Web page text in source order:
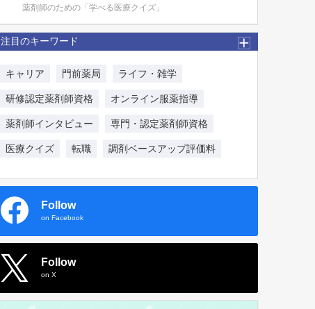
薬剤師のための「学べる医療クイズ」
注目のキーワード
キャリア 門前薬局 ライフ・雑学
研修認定薬剤師資格 オンライン服薬指導
薬剤師インタビュー 専門・認定薬剤師資格
医療クイズ 転職 調剤ベースアップ評価料
Follow
on Facebook
Follow
on X